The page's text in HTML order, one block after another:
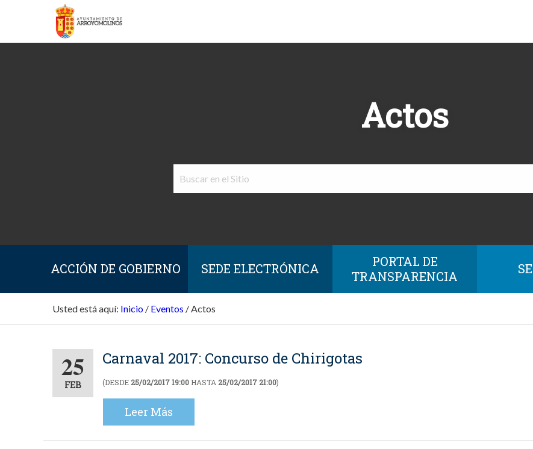
Actos
ACCIÓN DE GOBIERNO SEDE ELECTRÓNICA
PORTAL DE
TRANSPARENCIA
Usted está aquí: Inicio / Eventos /Actos
25
FEB
Carnaval 2017: Concurso de Chirigotas
(DESDE 25/02/2017 19:00 HASTA 25/02/2017 21:00)
Leer Más